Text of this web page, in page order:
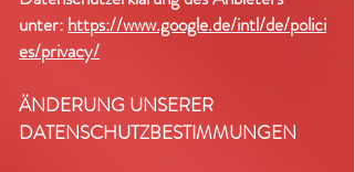
unter: https://www.google.de/intl/de/polici
es/privacy/
ÄNDERUNG UNSERER
DATENSCHUTZBESTIMMUNGEN